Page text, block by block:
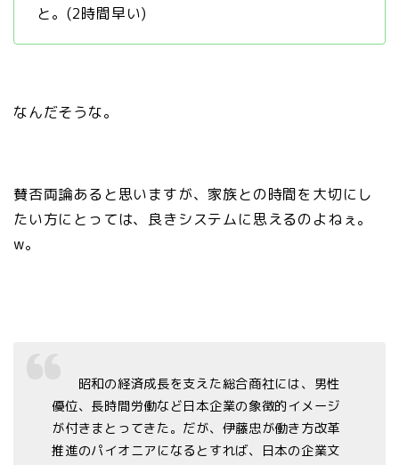
と。(2時間早い)
なんだそうな。
賛否両論あると思いますが、家族との時間を大切にし
たい方にとっては、良きシステムに思えるのよねぇ。
w。
昭和の経済成長を支えた総合商社には、男性
優位、長時間労働など日本企業の象徴的イメージ
が付きまとってきた。だが、伊藤忠が働き方改革
推進のパイオニアになるとすれば、日本の企業文